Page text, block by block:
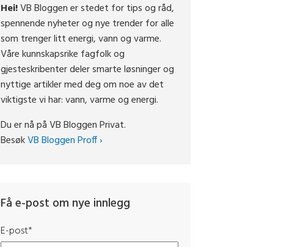
Hei!VB Bloggen er stedet for tips og råd,
spennende nyheter og nye trender for alle
som trenger litt energi, vann og varme.
Våre kunnskapsrike fagfolk og
gjesteskribenter deler smarte løsninger og
nyttige artikler med deg om noe av det
viktigste vi har: vann, varme og energi.
Du er nå på VB Bloggen Privat.
BesøkVB Bloggen Proff ›
Få e-post om nye innlegg
E-post*